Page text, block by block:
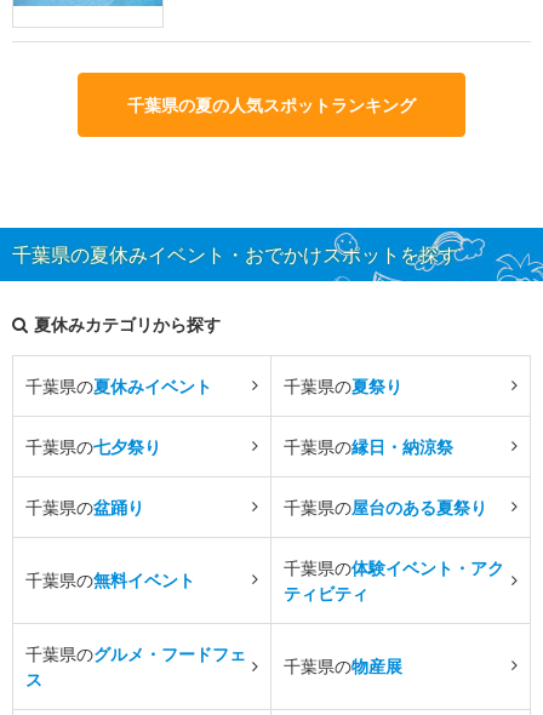
千葉県の夏の人気スポットランキング
千葉県の夏休みイベント・おでかけスポットを探す
夏休みカテゴリから探す
千葉県の夏休みイベント 千葉県の夏祭り
千葉県の七夕祭り 千葉県の縁日・納涼祭
千葉県の盆踊り 千葉県の屋台のある夏祭り
千葉県の無料イベント
千葉県の体験イベント・アク
ティビティ
千葉県のグルメ・フードフェ
ス
千葉県の物産展